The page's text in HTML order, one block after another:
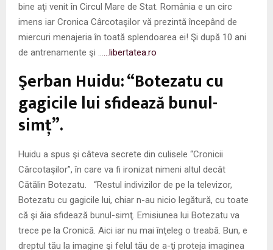
bine aţi venit în Circul Mare de Stat. România e un circ
imens iar Cronica Cârcotaşilor vă prezintă începând de
miercuri menajeria în toată splendoarea ei! Şi după 10 ani
de antrenamente şi …
…libertatea.ro
Şerban Huidu: “Botezatu cu
gagicile lui sfidează bunul-
simţ”.
Huidu a spus şi câteva secrete din culisele “Cronicii
Cârcotaşilor”, în care va fi ironizat nimeni altul decât
Cătălin Botezatu. “Restul indivizilor de pe la televizor,
Botezatu cu gagicile lui, chiar n-au nicio legătură, cu toate
că şi ăia sfidează bunul-simţ. Emisiunea lui Botezatu va
trece pe la Cronică. Aici iar nu mai înţeleg o treabă. Bun, e
dreptul tău la imagine şi felul tău de a-ţi proteja imaginea